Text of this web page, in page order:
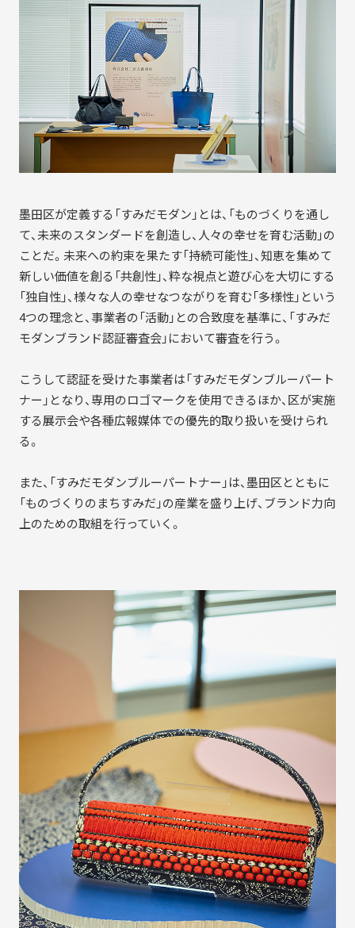
COMMUNITY
墨田区が定義する「すみだモダン」とは、「ものづくりを通し
て、未来のスタンダードを創造し、人々の幸せを育む活動」の
ことだ。未来への約束を果たす「持続可能性」、知恵を集めて
新しい価値を創る「共創性」、粋な視点と遊び心を大切にする
「独自性」、様々な人の幸せなつながりを育む「多様性」という
4つの理念と、事業者の「活動」との合致度を基準に、「すみだ
モダンブランド認証審査会」において審査を行う。
こうして認証を受けた事業者は「すみだモダンブルーパート
ナー」となり、専用のロゴマークを使用できるほか、区が実施
する展示会や各種広報媒体での優先的取り扱いを受けられ
る。
また、「すみだモダンブルーパートナー」は、墨田区とともに
「ものづくりのまちすみだ」の産業を盛り上げ、ブランド力向
上のための取組を行っていく。